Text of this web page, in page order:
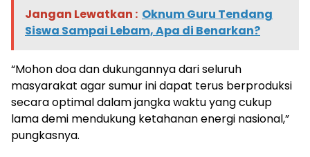
Jangan Lewatkan : Oknum Guru Tendang
Siswa Sampai Lebam, Apa di Benarkan?
“Mohon doa dan dukungannya dari seluruh
masyarakat agar sumur ini dapat terus berproduksi
secara optimal dalam jangka waktu yang cukup
lama demi mendukung ketahanan energi nasional,”
pungkasnya.